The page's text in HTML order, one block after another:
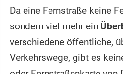
Da eine Fernstraße keine
sondern viel mehr ein
verschiedene öffentliche,
Verkehrswege, gibt es